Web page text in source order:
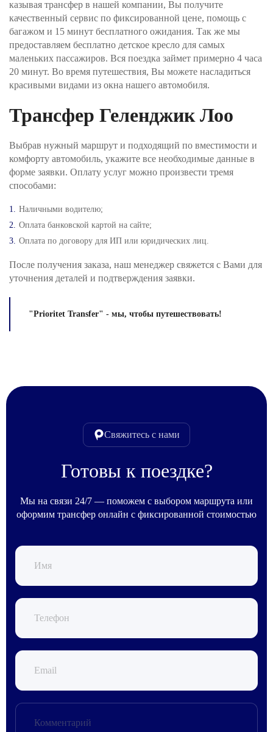
Шаг №3. Укажите, как вы хотите оплатить заказ и
нажимаете кнопку «Забронировать трансфер».
Оплата производится через интернет-эквайринг
АО "Т-БАНК" (© 2006–2025, АО «Т-Банк»,
официальный сайт https://www.tbank.ru/business/,
лицензия ЦБ РФ № 2673).
Шаг №4. После получения заявки, наш менеджер
свяжется с Вами для подверждения заказа и его
оплаты.
казывая трансфер в нашей компании, Вы получите
качественный сервис по фиксированной цене, помощь с
багажом и 15 минут бесплатного ожидания. Так же мы
предоставляем бесплатно детское кресло для самых
маленьких пассажиров. Вся поездка займет примерно 4 часа
20 минут. Во время путешествия, Вы можете насладиться
красивыми видами из окна нашего автомобиля.
Трансфер Геленджик Лоо
Выбрав нужный маршрут и подходящий по вместимости и
комфорту автомобиль, укажите все необходимые данные в
форме заявки. Оплату услуг можно произвести тремя
способами:
Наличными водителю;
Оплата банковской картой на сайте;
Оплата по договору для ИП или юридических лиц.
После получения заказа, наш менеджер свяжется с Вами для
уточнения деталей и подтверждения заявки.
"Prioritet Transfer" - мы, чтобы путешествовать!
Свяжитесь с нами
Готовы к поездке?
Мы на связи 24/7 — поможем с выбором маршрута или
оформим трансфер онлайн с фиксированной стоимостью